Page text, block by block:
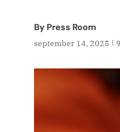
By Press Room
september 14, 2025 |